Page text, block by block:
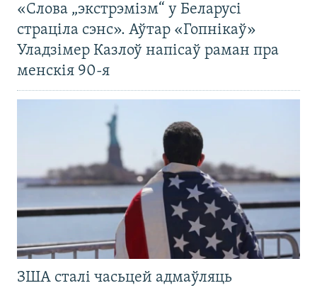
«Слова „экстрэмізм“ у Беларусі
страціла сэнс». Аўтар «Гопнікаў»
Уладзімер Казлоў напісаў раман пра
менскія 90-я
ЗША сталі часьцей адмаўляць